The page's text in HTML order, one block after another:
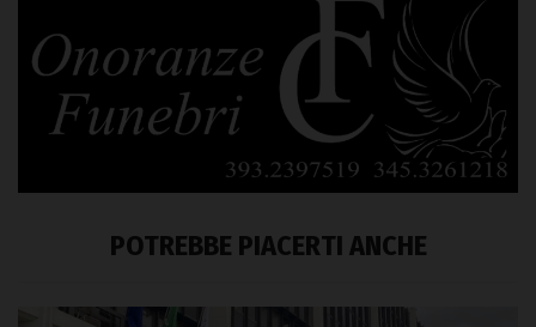
POTREBBE PIACERTI ANCHE